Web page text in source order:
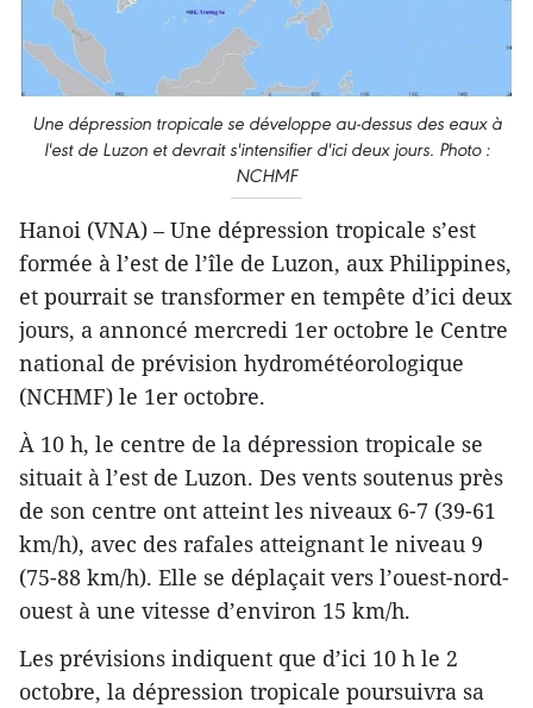
Une dépression tropicale se développe au-dessus des eaux à
l'est de Luzon et devrait s'intensifier d'ici deux jours. Photo :
NCHMF
Hanoi (VNA) – Une dépression tropicale s’est
formée à l’est de l’île de Luzon, aux Philippines,
et pourrait se transformer en tempête d’ici deux
jours, a annoncé mercredi 1er octobre le Centre
national de prévision hydrométéorologique
(NCHMF) le 1er octobre.
À 10 h, le centre de la dépression tropicale se
situait à l’est de Luzon. Des vents soutenus près
de son centre ont atteint les niveaux 6-7 (39-61
km/h), avec des rafales atteignant le niveau 9
(75-88 km/h). Elle se déplaçait vers l’ouest-nord-
ouest à une vitesse d’environ 15 km/h.
Les prévisions indiquent que d’ici 10 h le 2
octobre, la dépression tropicale poursuivra sa